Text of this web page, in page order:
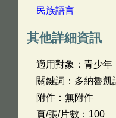
民族語言
其他詳細資訊
適用對象：青少年
關鍵詞：多納魯凱
附件：無附件
頁/張/片數：100